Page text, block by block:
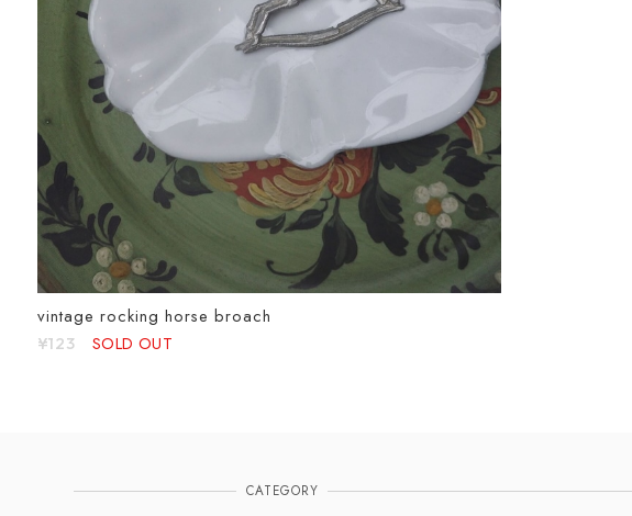
vintage rocking horse broach
¥123 SOLD OUT
CATEGORY